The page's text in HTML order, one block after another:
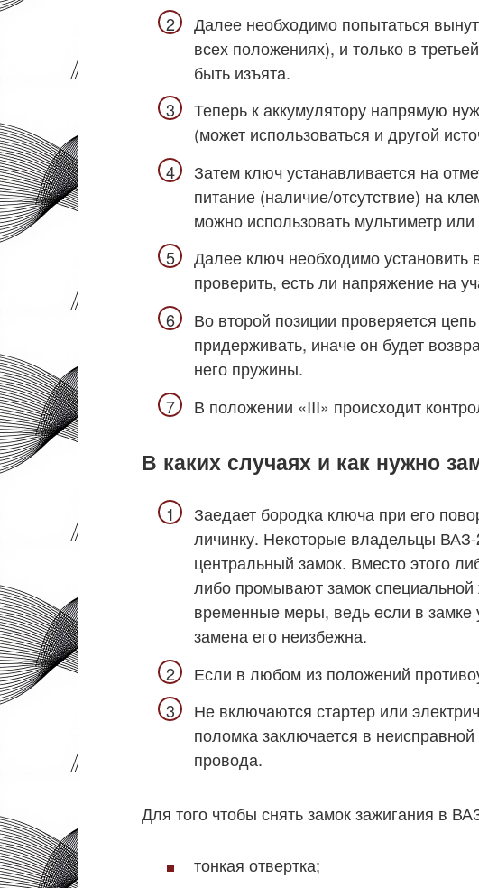
Далее необходимо попытаться
всех положениях), и только в
быть изъята.
Теперь к аккумулятору напрямую
(может использоваться и другой
Затем ключ устанавливается на
питание (наличие/отсутствие) на
можно использовать мультиметр
Далее ключ необходимо установить
проверить, есть ли напряжение на
Во второй позиции проверяется
придерживать, иначе он будет
него пружины.
В положении «III» происходит
В каких случаях и как нужно
Заедает бородка ключа при его
личинку. Некоторые владельцы
центральный замок. Вместо этого
либо промывают замок
временные меры, ведь если в замке
замена его неизбежна.
Если в любом из положений
Не включаются стартер или
поломка заключается в
провода.
Для того чтобы снять замок зажигания в
тонкая отвертка;